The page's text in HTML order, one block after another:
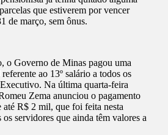
que estiverem por vencer
de março, sem ônus.
o Governo de Minas pagou uma
ao 13º salário a todos os
Na última quarta-feira
Zema anunciou o pagamento
até R$ 2 mil, que foi feita nesta
servidores que ainda têm valores a